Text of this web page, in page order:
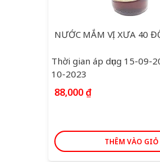
NƯỚC MẮM VỊ XƯA 40
Thời gian áp dụng 15-09-
10-2023
88,000₫
THÊM VÀO GIỎ